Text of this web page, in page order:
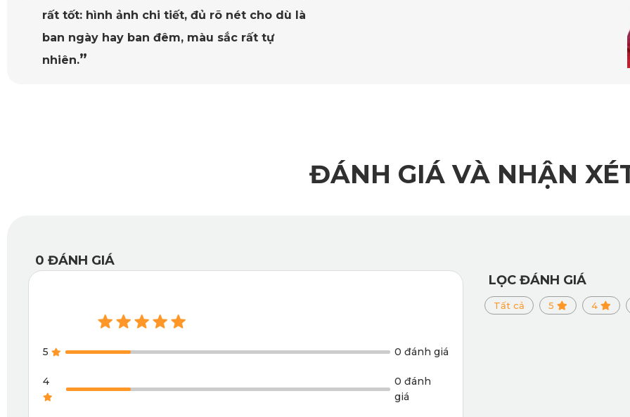
Tích hợp cảm biến va chạm nhạy bén G-sensor
Đây là loại cảm biến cực kỳ nhạy bén với những vụ va chạm, khi xảy ra sự cố bất ngờ camera sẽ ngay lập tức tự động
loại video theo trình tự thời gian, đánh dấu những video quan trọng và không ghi đè lên những video khác, đảm bảo video
Với tính năng này camera sẽ tự động điều chỉnh ánh sáng trong môi trường thiếu ánh sáng, cân bằng được độ sáng và
nhất. Cảm biến trước của KD002 là GC4653 và cảm biến sau là JX-F37 đồng thời kết hợp với tính năng super vision để
thiếu ánh sáng như khi xe đi vào đường hầm tối, qua đèo hay phải di chuyển ban đêm…
rất tốt: hình ảnh chi tiết, đủ rõ nét cho dù là
ban ngày hay ban đêm, màu sắc rất tự
nhiên.”
ĐÁNH GIÁ VÀ NHẬN
0 ĐÁNH GIÁ
5 0 đánh giá
4
0 đánh
giá
LỌC ĐÁNH GIÁ
Tất cả 5 4